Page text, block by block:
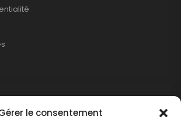
le consentement